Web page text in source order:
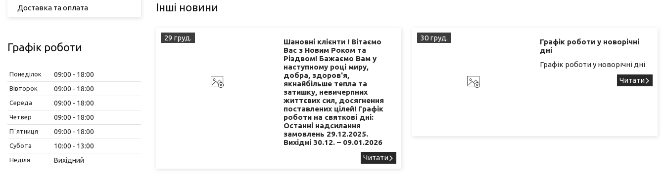
Інші новини
29 груд.
Шановні клієнти ! Вітаємо
Вас з Новим Роком та
Різдвом! Бажаємо Вам у
наступному році миру,
добра, здоров'я,
якнайбільше тепла та
затишку, невичерпних
життєвих сил, досягнення
поставлених цілей! Графік
роботи на святкові дні:
Останні надсилання
замовлень 29.12.2025.
Вихідні 30.12. – 09.01.2026
30 груд.
Графік роботи у новорічні
дні
Графік роботи у новорічні дні
Доставка та оплата
Графік роботи
Понеділок 09:00 18:00
Вівторок 09:00 18:00
Середа 09:00 18:00
Четвер 09:00 18:00
Пʼятниця 09:00 18:00
Субота 10:00 13:00
Неділя Вихідний